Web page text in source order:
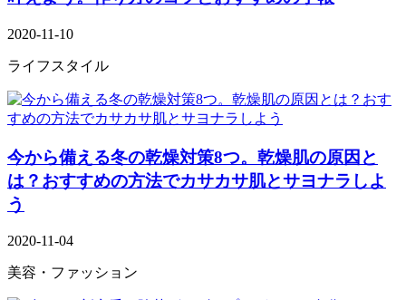
2020-11-10
ライフスタイル
今から備える冬の乾燥対策8つ。乾燥肌の原因と
は？おすすめの方法でカサカサ肌とサヨナラしよ
う
2020-11-04
美容・ファッション